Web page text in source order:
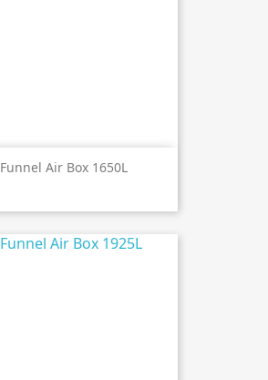
Funnel Air Box 1650L